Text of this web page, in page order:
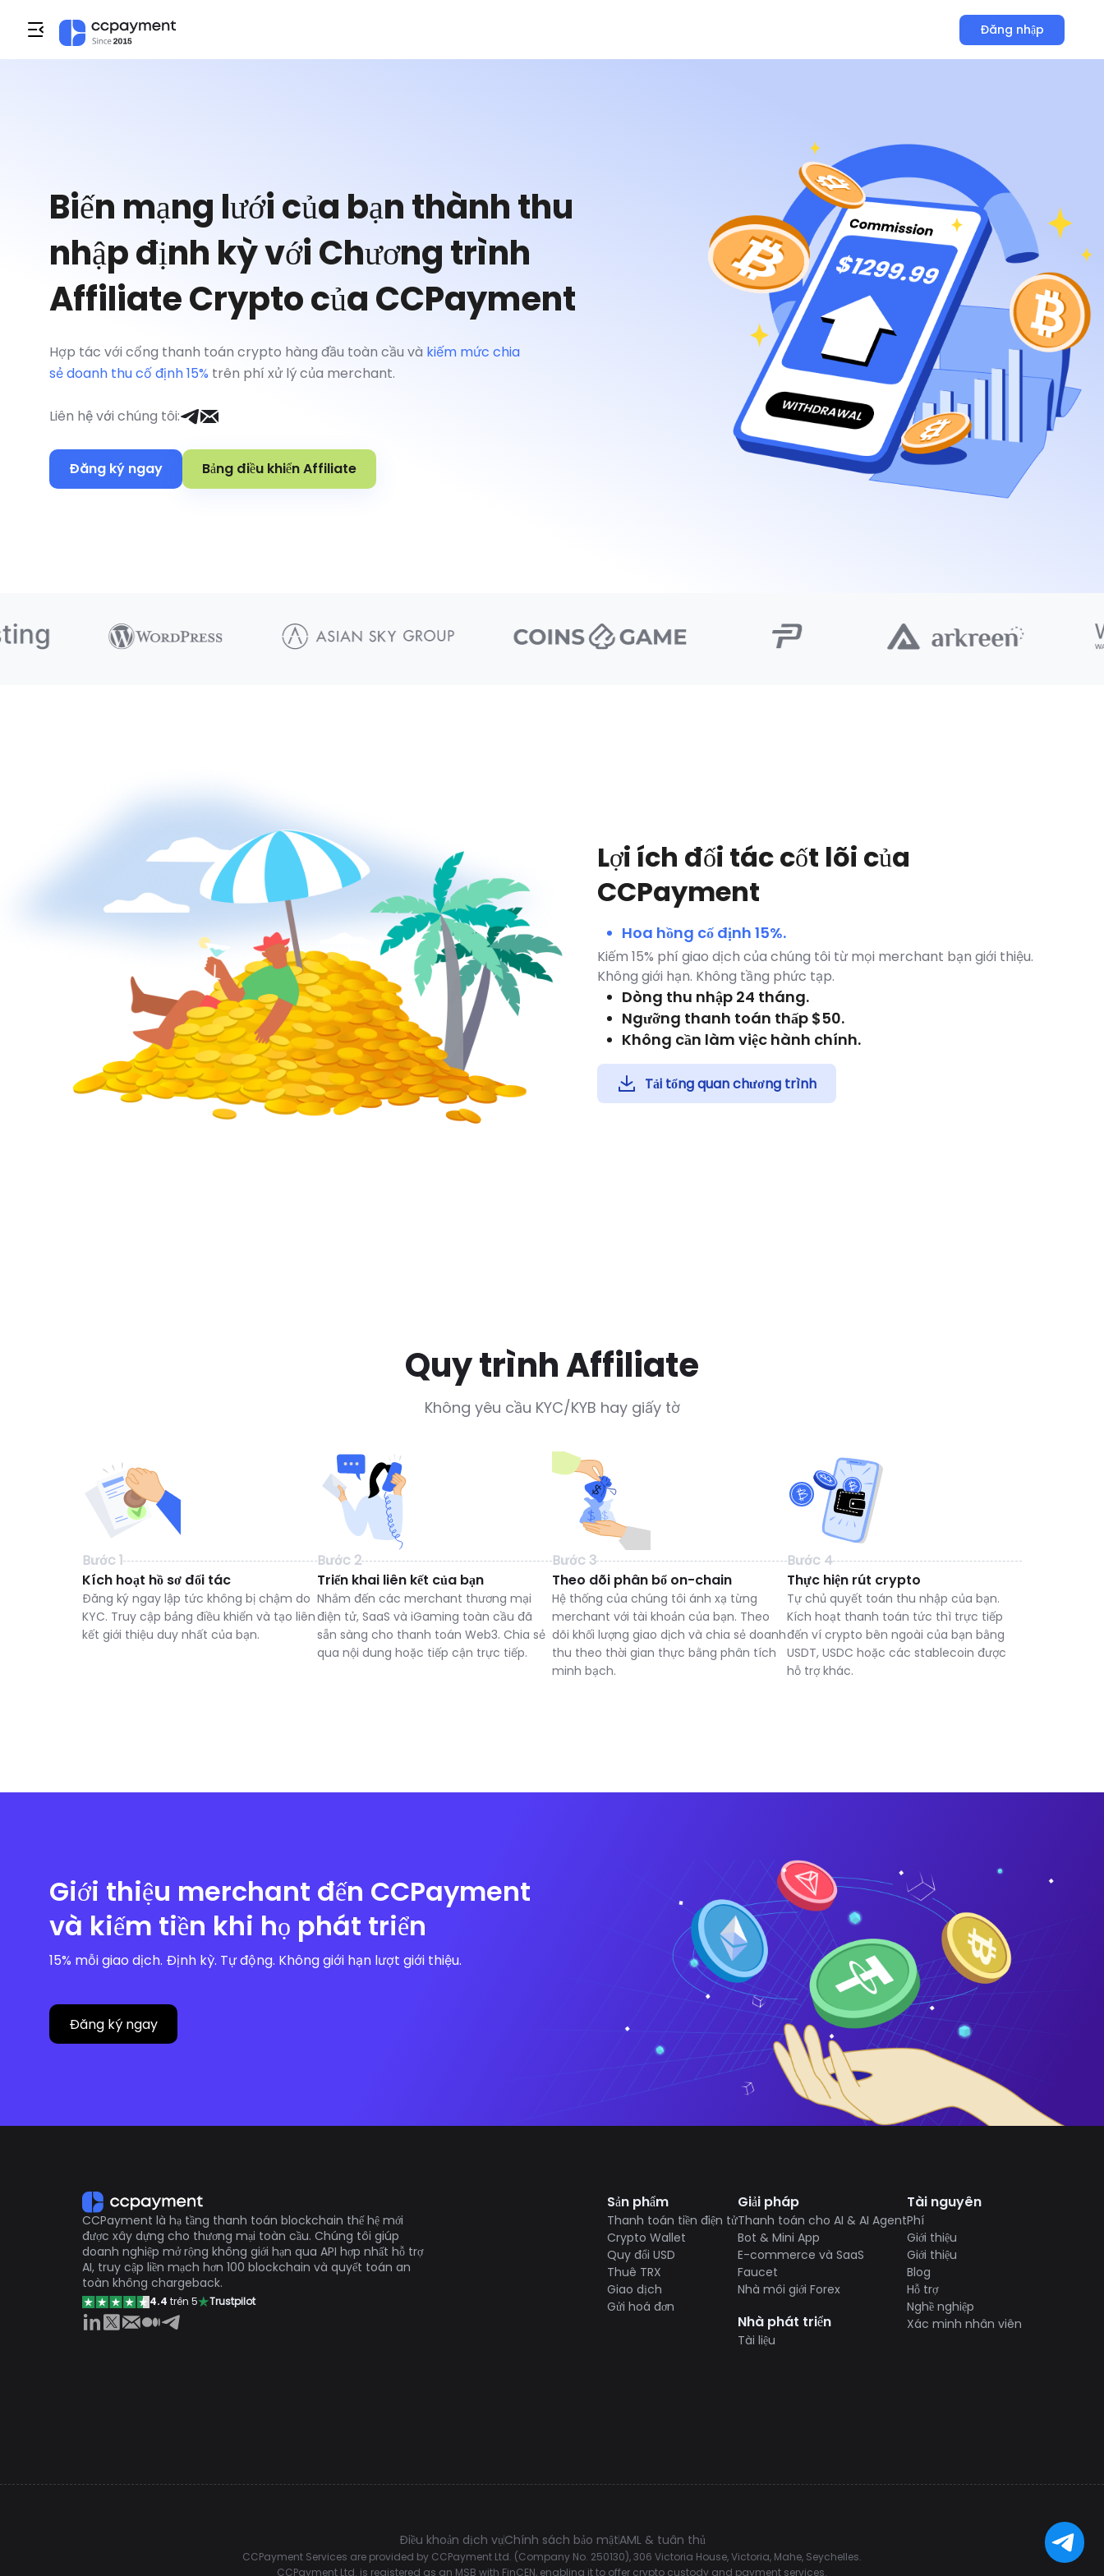
Đăng nhập
Biến mạng lưới của bạn thành thu
nhập định kỳ với Chương trình
Affiliate Crypto của CCPayment
Hợp tác với cổng thanh toán crypto hàng đầu toàn cầu và kiếm mức chia
sẻ doanh thu cố định 15% trên phí xử lý của merchant.
Liên hệ với chúng tôi:
Đăng ký ngay Bảng điều khiển Affiliate
Lợi ích đối tác cốt lõi của
CCPayment
Hoa hồng cố định 15%.
Kiếm 15% phí giao dịch của chúng tôi từ mọi merchant bạn giới thiệu.
Không giới hạn. Không tầng phức tạp.
Dòng thu nhập 24 tháng.
Ngưỡng thanh toán thấp $50.
Không cần làm việc hành chính.
Tải tổng quan chương trình
Quy trình Affiliate
Không yêu cầu KYC/KYB hay giấy tờ
Bước 1
Kích hoạt hồ sơ đối tác
Đăng ký ngay lập tức không bị chậm do
KYC. Truy cập bảng điều khiển và tạo liên
kết giới thiệu duy nhất của bạn.
Bước 2
Triển khai liên kết của bạn
Nhắm đến các merchant thương mại
điện tử, SaaS và iGaming toàn cầu đã
sẵn sàng cho thanh toán Web3. Chia sẻ
qua nội dung hoặc tiếp cận trực tiếp.
Bước 3
Theo dõi phân bổ on-chain
Hệ thống của chúng tôi ánh xạ từng
merchant với tài khoản của bạn. Theo
dõi khối lượng giao dịch và chia sẻ doanh
thu theo thời gian thực bằng phân tích
minh bạch.
Bước 4
Thực hiện rút crypto
Tự chủ quyết toán thu nhập của bạn.
Kích hoạt thanh toán tức thì trực tiếp
đến ví crypto bên ngoài của bạn bằng
USDT, USDC hoặc các stablecoin được
hỗ trợ khác.
Giới thiệu merchant đến CCPayment
và kiếm tiền khi họ phát triển
15% mỗi giao dịch. Định kỳ. Tự động. Không giới hạn lượt giới thiệu.
Đăng ký ngay
CCPayment là hạ tầng thanh toán blockchain thế hệ mới
được xây dựng cho thương mại toàn cầu. Chúng tôi giúp
doanh nghiệp mở rộng không giới hạn qua API hợp nhất hỗ trợ
AI, truy cập liền mạch hơn 100 blockchain và quyết toán an
toàn không chargeback.
4.4 trên 5 Trustpilot
Sản phẩm
Thanh toán tiền điện tử
Crypto Wallet
Quy đổi USD
Thuê TRX
Giao dịch
Gửi hoá đơn
Giải pháp
Thanh toán cho AI & AI Agent
Bot & Mini App
E-commerce và SaaS
Faucet
Nhà môi giới Forex
Nhà phát triển
Tài liệu
Tài nguyên
Phí
Giới thiệu
Giới thiệu
Blog
Hỗ trợ
Nghề nghiệp
Xác minh nhân viên
Điều khoản dịch vụChính sách bảo mậtAML & tuân thủ
CCPayment Services are provided by CCPayment Ltd. (Company No. 250130), 306 Victoria House, Victoria, Mahe, Seychelles.
CCPayment Ltd. is registered as an MSB with FinCEN, enabling it to offer crypto custody and payment services.